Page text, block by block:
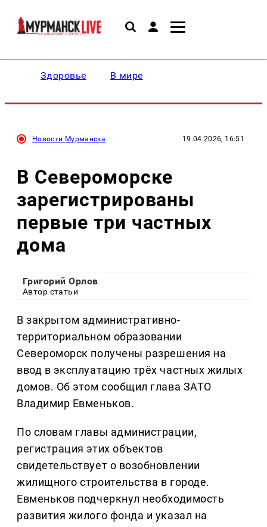
Здоровье В мире
Новости Мурманска 19.04.2026, 16:51
В Североморске
зарегистрированы
первые три частных
дома
Григорий Орлов
Автор статьи
В закрытом административно-
территориальном образовании
Североморск получены разрешения на
ввод в эксплуатацию трёх частных жилых
домов. Об этом сообщил глава ЗАТО
Владимир Евменьков.
По словам главы администрации,
регистрация этих объектов
свидетельствует о возобновлении
жилищного строительства в городе.
Евменьков подчеркнул необходимость
развития жилого фонда и указал на